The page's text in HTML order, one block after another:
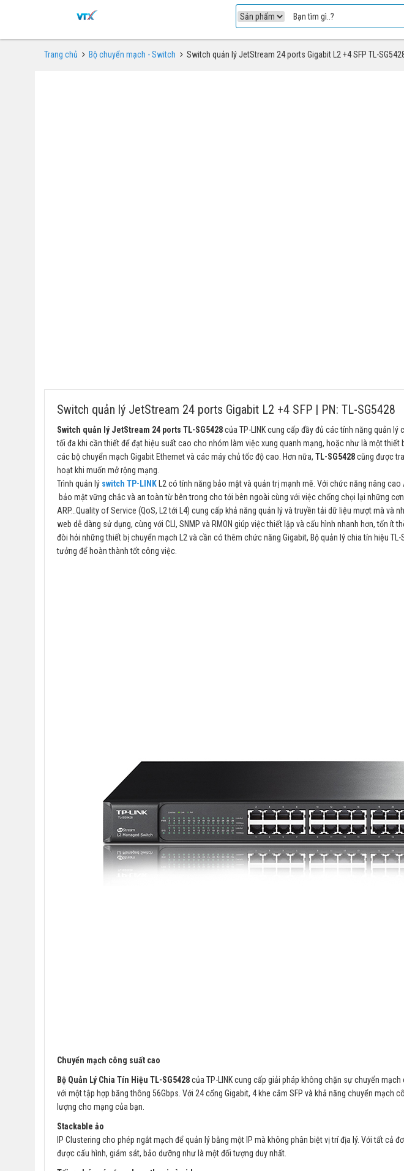
Trang chủ Bộ chuyển mạch - Switch Switch quản lý JetStream 24 ports Gigabit L2 +4 SFP TL-
Switch quản lý JetStream 24 ports Gigabit L2 +4 SFP | PN: TL-SG5428
Switch quản lý JetStream 24 ports TL-SG5428của TP-LINK cung cấp đầy đủ các tính năng quản
tối đa khi cần thiết để đạt hiệu suất cao cho nhóm làm việc xung quanh mạng, hoặc như là một thiết
các bộ chuyển mạch Gigabit Ethernet và các máy chủ tốc độ cao. Hơn nữa, TL-SG5428cũng được
hoạt khi muốn mở rộng mạng.
Trình quản lý switch TP-LINK L2 có tính năng bảo mật và quản trị mạnh mẽ. Với chức năng nâng
bảo mật vững chắc và an toàn từ bên trong cho tới bên ngoài cùng với việc chống chọi lại những
ARP…Quality of Service (QoS, L2 tới L4) cung cấp khả năng quản lý và truyền tải dữ liệu mượt mà và
web dễ dàng sử dụng, cùng với CLI, SNMP và RMON giúp việc thiết lập và cấu hình nhanh hơn, tốn ít
đòi hỏi những thiết bị chuyển mạch L2 và cần có thêm chức năng Gigabit, Bộ quản lý chia tín hiệu
tưởng để hoàn thành tốt công việc.
Chuyển mạch công suất cao
Bộ Quản Lý Chia Tín Hiệu TL-SG5428của TP-LINK cung cấp giải pháp không chặn sự chuyển
với một tập hợp băng thông 56Gbps. Với 24 cổng Gigabit, 4 khe cắm SFP và khả năng chuyển mạch
lượng cho mạng của bạn.
Stackable ảo
IP Clustering cho phép ngắt mạch để quản lý bằng một IP mà không phân biệt vị trí địa lý. Với tất cả
được cấu hình, giám sát, bảo dưỡng như là một đối tượng duy nhất.